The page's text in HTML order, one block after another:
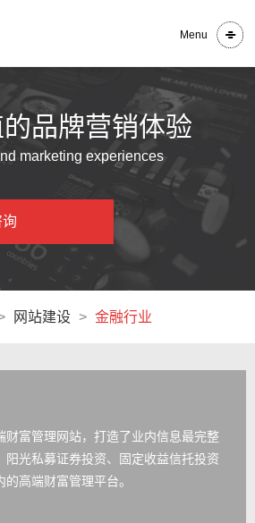
Menu
品牌营销体验
marketing experiences
网站建设 > 金融行业
财富管理网站，打造了业内信息最完整
阳光私募证券投资、固定收益信托投资
高端财富管理平台。